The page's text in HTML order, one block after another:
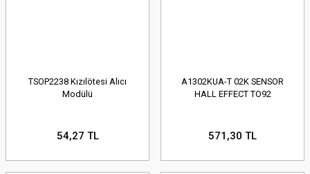
TSOP2238 Kızılötesi Alıcı
Modülü
54,27 TL
A1302KUA-T 02K SENSOR
HALL EFFECT TO92
571,30 TL